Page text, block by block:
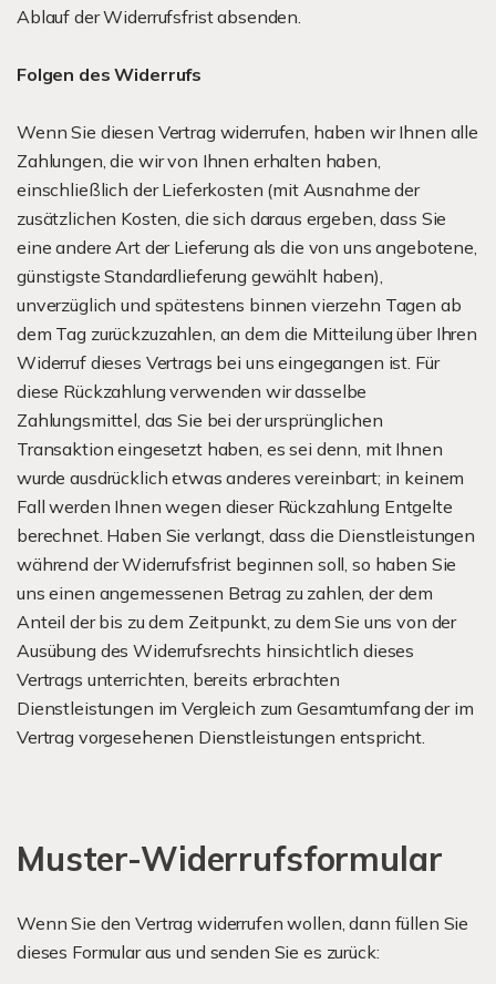
Ablauf der Widerrufsfrist absenden.
Folgen des Widerrufs
Wenn Sie diesen Vertrag widerrufen, haben wir Ihnen alle
Zahlungen, die wir von Ihnen erhalten haben,
einschließlich der Lieferkosten (mit Ausnahme der
zusätzlichen Kosten, die sich daraus ergeben, dass Sie
eine andere Art der Lieferung als die von uns angebotene,
günstigste Standardlieferung gewählt haben),
unverzüglich und spätestens binnen vierzehn Tagen ab
dem Tag zurückzuzahlen, an dem die Mitteilung über Ihren
Widerruf dieses Vertrags bei uns eingegangen ist. Für
diese Rückzahlung verwenden wir dasselbe
Zahlungsmittel, das Sie bei der ursprünglichen
Transaktion eingesetzt haben, es sei denn, mit Ihnen
wurde ausdrücklich etwas anderes vereinbart; in keinem
Fall werden Ihnen wegen dieser Rückzahlung Entgelte
berechnet. Haben Sie verlangt, dass die Dienstleistungen
während der Widerrufsfrist beginnen soll, so haben Sie
uns einen angemessenen Betrag zu zahlen, der dem
Anteil der bis zu dem Zeitpunkt, zu dem Sie uns von der
Ausübung des Widerrufsrechts hinsichtlich dieses
Vertrags unterrichten, bereits erbrachten
Dienstleistungen im Vergleich zum Gesamtumfang der im
Vertrag vorgesehenen Dienstleistungen entspricht.
Muster-Widerrufsformular
Wenn Sie den Vertrag widerrufen wollen, dann füllen Sie
dieses Formular aus und senden Sie es zurück: